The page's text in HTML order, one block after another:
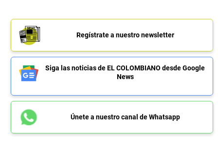
Regístrate a nuestro newsletter
Siga las noticias de EL COLOMBIANO desde Google
News
Únete a nuestro canal de Whatsapp